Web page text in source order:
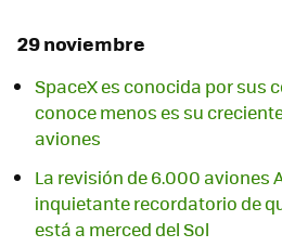
29 noviembre
SpaceX es conocida por sus
conoce menos es su
aviones
La revisión de 6.000 aviones
inquietante recordatorio de
está a merced del Sol